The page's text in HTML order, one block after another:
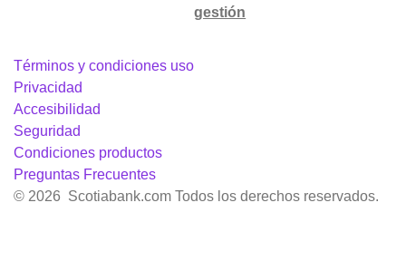
gestión
Términos y condiciones uso
Privacidad
Accesibilidad
Seguridad
Condiciones productos
Preguntas Frecuentes
© 2026 Scotiabank.com Todos los derechos reservados.